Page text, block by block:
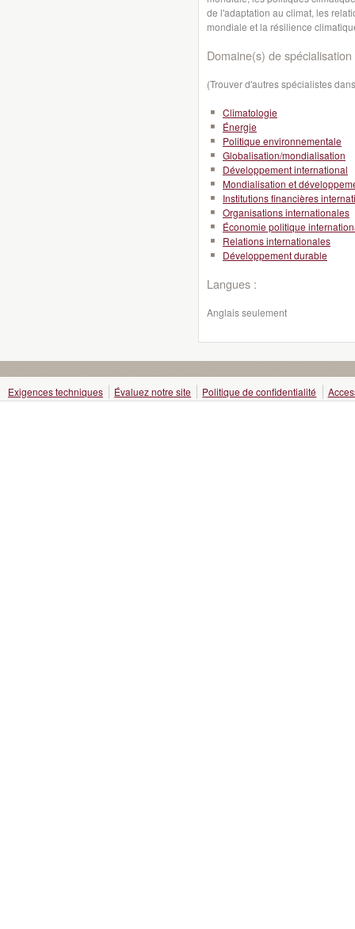
de l'adaptation au climat, les
mondiale et la résilience
Domaine(s) de spécialisation
(Trouver d'autres spécialistes
Climatologie
Énergie
Politique environnementale
Globalisation/mondialisation
Développement international
Mondialisation et
Institutions financières
Organisations internationales
Économie politique
Relations internationales
Développement durable
Langues :
Anglais seulement
Exigences techniques Évaluez notre site Politique de confidentialité